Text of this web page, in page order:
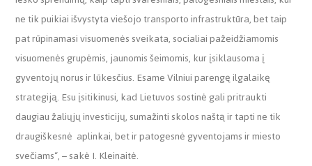
ne tik puikiai išvystyta viešojo transporto infrastruktūra, bet taip
pat rūpinamasi visuomenės sveikata, socialiai pažeidžiamomis
visuomenės grupėmis, jaunomis šeimomis, kur įsiklausoma į
gyventojų norus ir lūkesčius. Esame Vilniui parengę ilgalaikę
strategiją. Esu įsitikinusi, kad Lietuvos sostinė gali pritraukti
daugiau žaliųjų investicijų, sumažinti skolos naštą ir tapti ne tik
draugiškesnė aplinkai, bet ir patogesnė gyventojams ir miesto
svečiams“, – sakė I. Kleinaitė.